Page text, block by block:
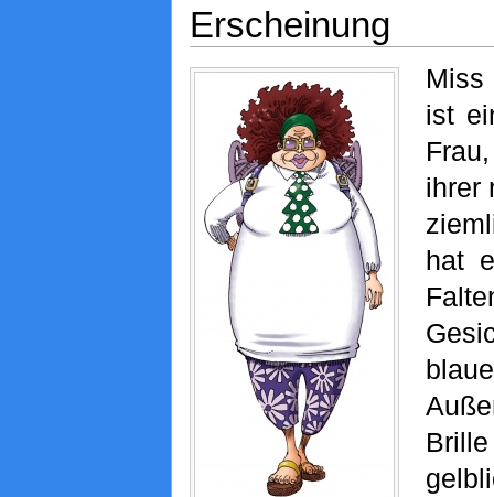
Erscheinung
ist
ihrer
hat